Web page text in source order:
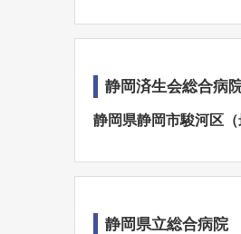
静岡済生会総合病
静岡県静岡市駿河区
静岡県立総合病院